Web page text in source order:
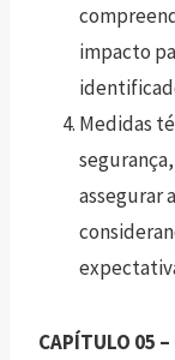
impacto
Medidas
assegurar
CAPÍTULO 05